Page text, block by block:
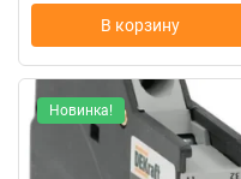
В корзину
Новинка!